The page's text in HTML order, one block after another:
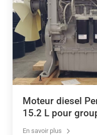
Moteur diesel
15.2 L pour
En savoir plus